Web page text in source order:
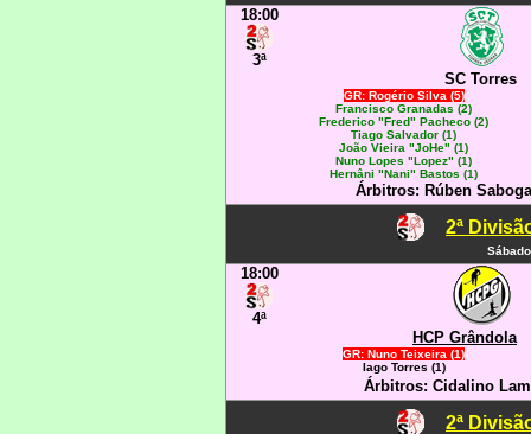
18:00
3ª
SC Torres
GR: Rogério Silva (5)
Francisco Granadas (2)
Frederico "Fred" Pacheco (2)
Tiago Salvador (1)
João Vieira "JoHe" (1)
Nuno Lopes "Lopez" (1)
Hernâni "Nani" Bastos (1)
Árbitros: Rúben
2ª
18:00
4ª
HCP Grândola
GR: Nuno Teixeira (1)
Iago Torres (1)
Árbitros: Cidalino
2ª